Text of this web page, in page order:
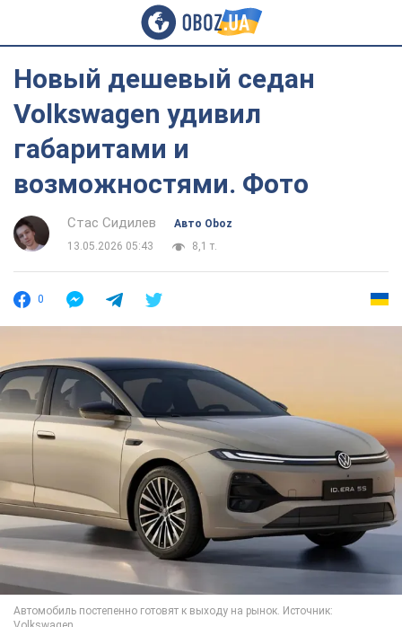
Новый дешевый седан
Volkswagen удивил
габаритами и
возможностями. Фото
Стас Сидилев
Авто Oboz
13.05.2026 05:43
8,1 т.
0